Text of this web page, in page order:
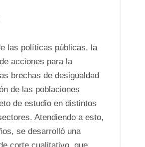
las políticas públicas, la
acciones para la
brechas de desigualdad
de las poblaciones
de estudio en distintos
Atendiendo a esto,
se desarrolló una